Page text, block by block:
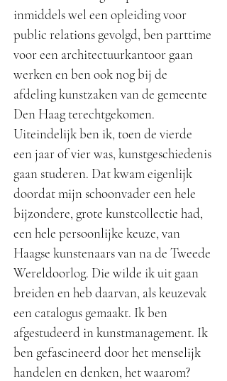
inmiddels wel een opleiding voor
public relations gevolgd, ben parttime
voor een architectuurkantoor gaan
werken en ben ook nog bij de
afdeling kunstzaken van de gemeente
Den Haag terechtgekomen.
Uiteindelijk ben ik, toen de vierde
een jaar of vier was, kunstgeschiedenis
gaan studeren. Dat kwam eigenlijk
doordat mijn schoonvader een hele
bijzondere, grote kunstcollectie had,
een hele persoonlijke keuze, van
Haagse kunstenaars van na de Tweede
Wereldoorlog. Die wilde ik uit gaan
breiden en heb daarvan, als keuzevak
een catalogus gemaakt. Ik ben
afgestudeerd in kunstmanagement. Ik
ben gefascineerd door het menselijk
handelen en denken, het waarom?